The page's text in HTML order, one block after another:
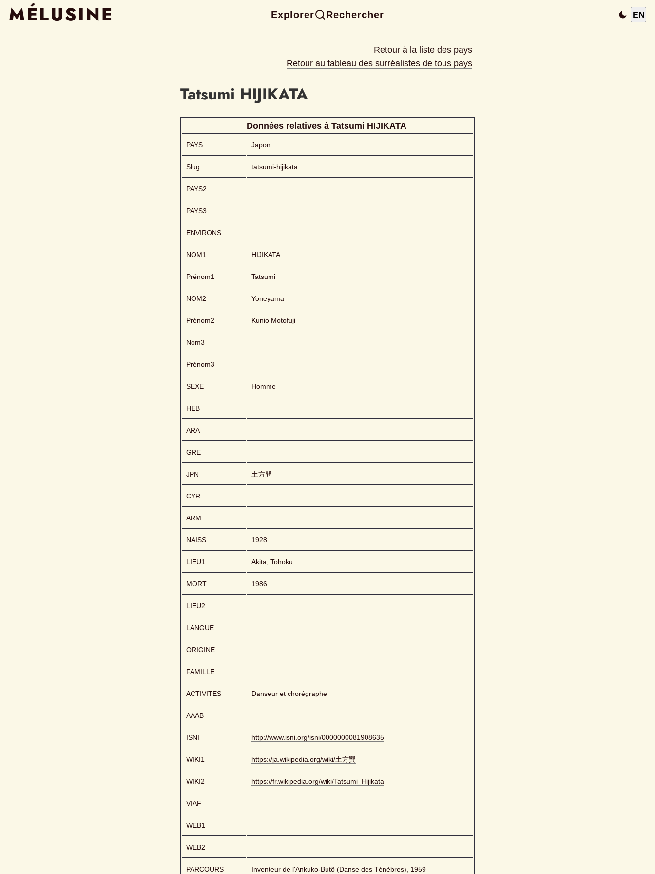
MÉLUSINE Explorer Rechercher EN
Retour à la liste des pays
Retour au tableau des surréalistes de tous pays
Tatsumi HIJIKATA
Données relatives à Tatsumi HIJIKATA
PAYS Japon
Slug tatsumi-hijikata
PAYS2
PAYS3
ENVIRONS
NOM1 HIJIKATA
Prénom1 Tatsumi
NOM2 Yoneyama
Prénom2 Kunio Motofuji
Nom3
Prénom3
SEXE Homme
HEB
ARA
GRE
JPN 土方巽
CYR
ARM
NAISS 1928
LIEU1 Akita, Tohoku
MORT 1986
LIEU2
LANGUE
ORIGINE
FAMILLE
ACTIVITES Danseur et chorégraphe
AAAB
ISNI http://www.isni.org/isni/0000000081908635
WIKI1 https://ja.wikipedia.org/wiki/土方巽
WIKI2 https://fr.wikipedia.org/wiki/Tatsumi_Hijikata
VIAF
WEB1
WEB2
PARCOURS Inventeur de l'Ankuko-Butô (Danse des Ténèbres), 1959